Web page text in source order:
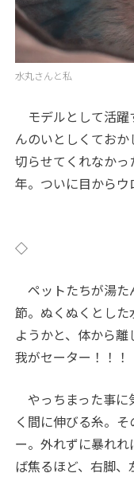
水丸さんと私
モデルとして活躍
んのいとしくてお
切らせてくれなかっ
年。ついに目からウ
◇
ペットたちが湯た
節。ぬくぬくとし
ようかと、体から
我がセーター！！！
やっちまった事に
く間に伸びる糸。
ー。外れずに暴れ
ば焦るほど、右脚